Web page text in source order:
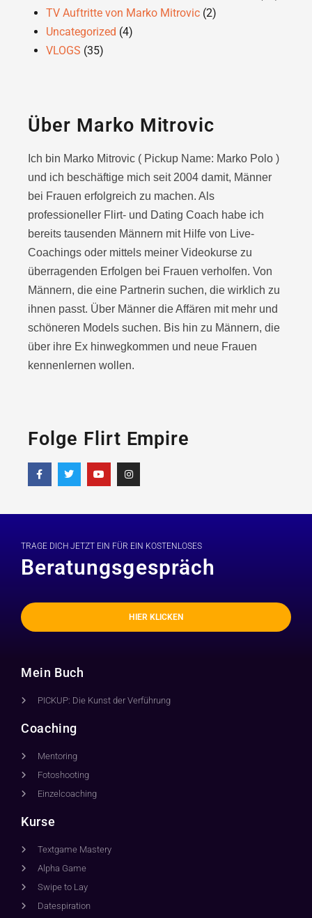
TV Auftritte von Marko Mitrovic (2)
Uncategorized (4)
VLOGS (35)
Über Marko Mitrovic
Ich bin Marko Mitrovic ( Pickup Name: Marko Polo )
und ich beschäftige mich seit 2004 damit, Männer
bei Frauen erfolgreich zu machen. Als
professioneller Flirt- und Dating Coach habe ich
bereits tausenden Männern mit Hilfe von Live-
Coachings oder mittels meiner Videokurse zu
überragenden Erfolgen bei Frauen verholfen. Von
Männern, die eine Partnerin suchen, die wirklich zu
ihnen passt. Über Männer die Affären mit mehr und
schöneren Models suchen. Bis hin zu Männern, die
über ihre Ex hinwegkommen und neue Frauen
kennenlernen wollen.
Folge Flirt Empire
TRAGE DICH JETZT EIN FÜR EIN KOSTENLOSES
Beratungsgespräch
HIER KLICKEN
Mein Buch
PICKUP: Die Kunst der Verführung
Coaching
Mentoring
Fotoshooting
Einzelcoaching
Kurse
Textgame Mastery
Alpha Game
Swipe to Lay
Datespiration